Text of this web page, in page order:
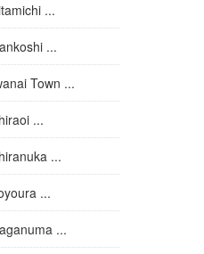
...
...
Town ...
...
...
...
...